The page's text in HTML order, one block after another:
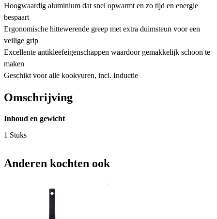
Hoogwaardig aluminium dat snel opwarmt en zo tijd en energie
bespaart
Ergonomische hittewerende greep met extra duimsteun voor een
veilige grip
Excellente antikleefeigenschappen waardoor gemakkelijk schoon te
maken
Geschikt voor alle kookvuren, incl. Inductie
Omschrijving
Inhoud en gewicht
1 Stuks
Anderen kochten ook